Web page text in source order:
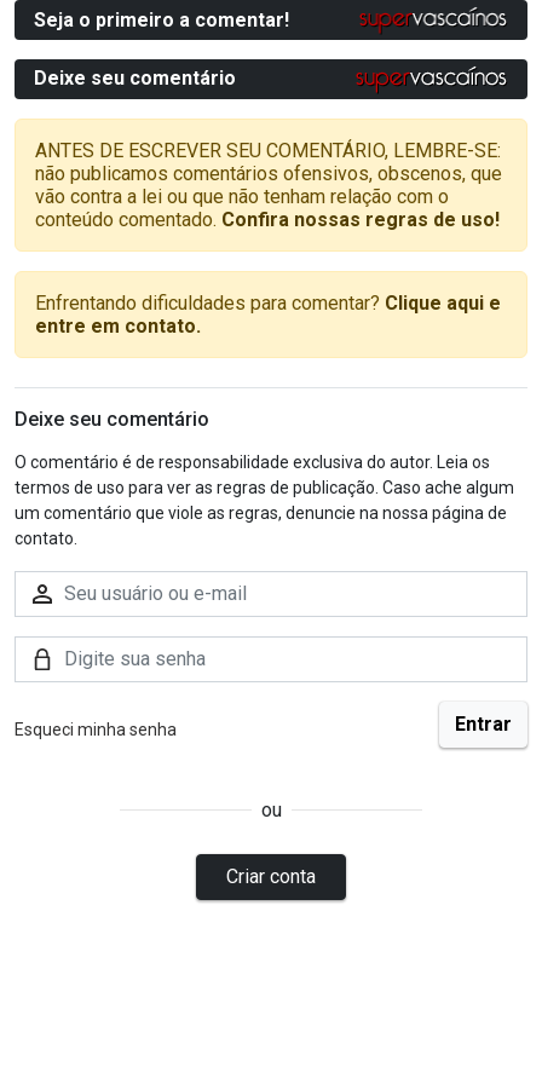
Seja o primeiro a comentar!
Deixe seu comentário
ANTES DE ESCREVER SEU COMENTÁRIO, LEMBRE-SE:
não publicamos comentários ofensivos, obscenos, que
vão contra a lei ou que não tenham relação com o
conteúdo comentado. Confira nossas regras de uso!
Enfrentando dificuldades para comentar? Clique aqui e
entre em contato.
Deixe seu comentário
O comentário é de responsabilidade exclusiva do autor. Leia os
termos de uso para ver as regras de publicação. Caso ache algum
um comentário que viole as regras, denuncie na nossa página de
contato.
Esqueci minha senha
ou
Criar conta